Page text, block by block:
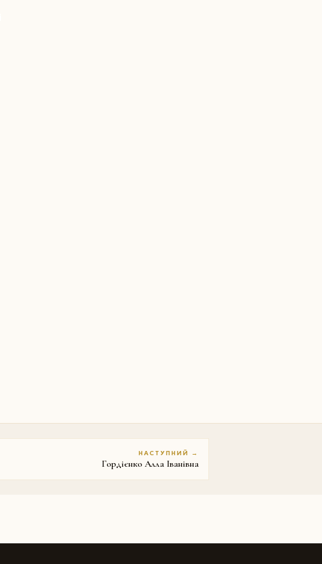
НАСТУПНИЙ →
Гордієнко Алла Іванівна